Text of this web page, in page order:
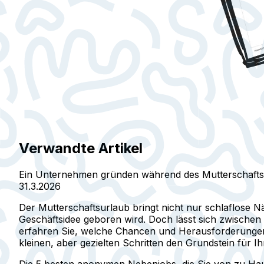
Verwandte Artikel
Ein Unternehmen gründen während des
31.3.2026
Der Mutterschaftsurlaub bringt nicht nur schlaflose
Geschäftsidee geboren wird. Doch lässt sich
erfahren Sie, welche Chancen und
kleinen, aber gezielten Schritten den Grundstein für